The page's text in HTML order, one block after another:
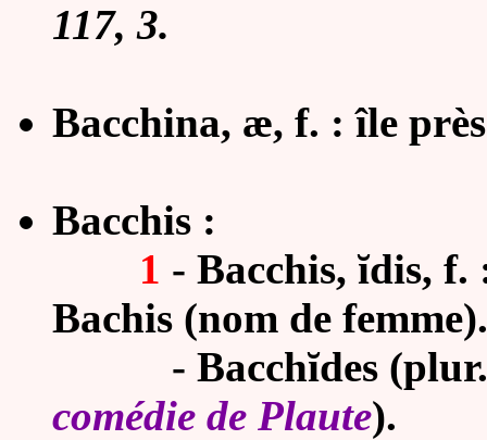
117, 3.
Bacchina, æ, f. :île
Bacchis :
1 - Bacchis, ĭdis,
Bachis (nom de femme).
- Bacchĭdes (plur.)
comédie de Plaute).